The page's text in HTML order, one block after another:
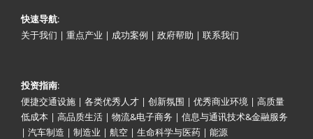
快速导航:
关于我们 | 重点产业 | 成功案例 | 政府帮助 | 联系我们
投资指南:
便捷交通设施 | 各类优秀人才 | 创新氛围 | 优秀商业环境 | 高质量
低成本 | 高品质生活 | 物流&电子商务 | 信息与通讯技术&金融服务
| 汽车制造 | 制造业 | 航空 | 生命科学与医药 | 能源